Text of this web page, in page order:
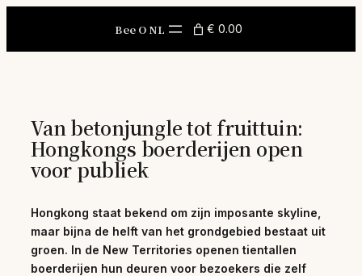
Bee O NL € 0.00
Van betonjungle tot fruittuin:
Hongkongs boerderijen open
voor publiek
Hongkong staat bekend om zijn imposante skyline,
maar bijna de helft van het grondgebied bestaat uit
groen. In de New Territories openen tientallen
boerderijen hun deuren voor bezoekers die zelf